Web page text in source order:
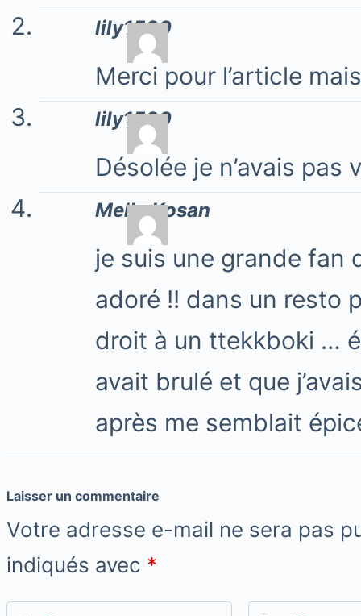
lily1509
Merci pour l’article
lily1509
Désolée je n’avais pas
Melle Kosan
je suis une grande fan
adoré !! dans un resto
droit à un ttekkboki …
avait brulé et que
après me semblait
Laisser un commentaire
Votre adresse e-mail ne sera pas
indiqués avec *